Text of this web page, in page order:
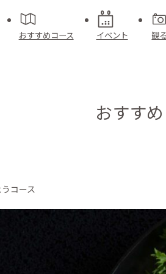
おすすめコース イベント 観る
おすす
コース